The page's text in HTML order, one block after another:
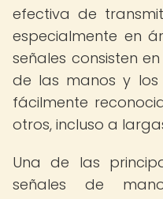
efectiva de
especialmente en
señales consisten
de las manos y
fácilmente
otros, incluso a
Una de las
señales de